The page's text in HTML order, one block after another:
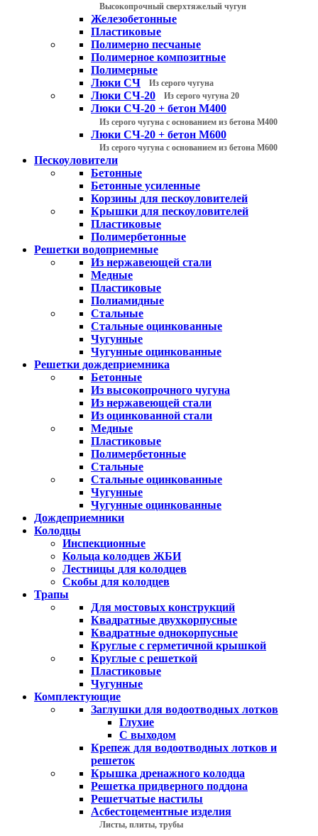
Высокопрочный сверхтяжелый чугун
Железобетонные
Пластиковые
Полимерно песчаные
Полимерное композитные
Полимерные
Люки СЧ
Из серого чугуна
Люки СЧ-20 Из серого чугуна 20
Люки СЧ-20 + бетон М400
Из серого чугуна с основанием из бетона М400
Люки СЧ-20 + бетон М600
Из серого чугуна с основанием из бетона М600
Пескоуловители
Бетонные
Бетонные усиленные
Корзины для пескоуловителей
Крышки для пескоуловителей
Пластиковые
Полимербетонные
Решетки водоприемные
Из нержавеющей стали
Медные
Пластиковые
Полиамидные
Стальные
Стальные оцинкованные
Чугунные
Чугунные оцинкованные
Решетки дождеприемника
Бетонные
Из высокопрочного чугуна
Из нержавеющей стали
Из оцинкованной стали
Медные
Пластиковые
Полимербетонные
Стальные
Стальные оцинкованные
Чугунные
Чугунные оцинкованные
Дождеприемники
Колодцы
Инспекционные
Кольца колодцев ЖБИ
Лестницы для колодцев
Скобы для колодцев
Трапы
Для мостовых конструкций
Квадратные двухкорпусные
Квадратные однокорпусные
Круглые с герметичной крышкой
Круглые с решеткой
Пластиковые
Чугунные
Комплектующие
Заглушки для водоотводных лотков
Глухие
С выходом
Крепеж для водоотводных лотков и
решеток
Крышка дренажного колодца
Решетка придверного поддона
Решетчатые настилы
Асбестоцементные изделия
Листы, плиты, трубы